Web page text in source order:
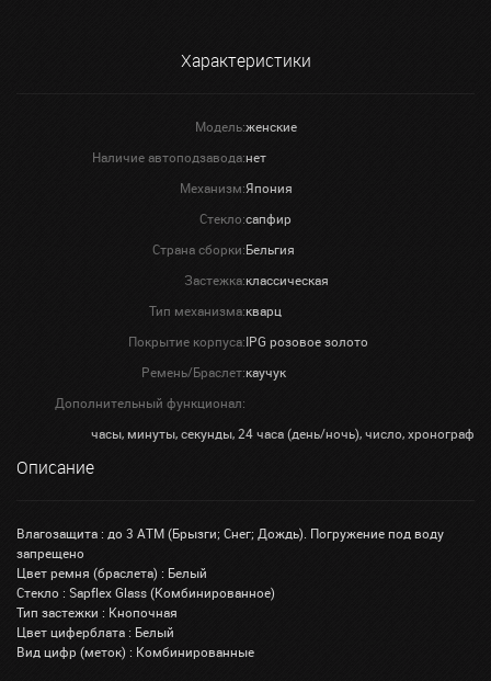
Характеристики
Модель:женские
Наличие автоподзавода:нет
Механизм:Япония
Стекло:сапфир
Страна сборки:Бельгия
Застежка:классическая
Тип механизма:кварц
Покрытие корпуса:IPG розовое золото
Ремень/Браслет:каучук
Дополнительный функционал:
часы, минуты, секунды, 24 часа (день/ночь), число, хронограф
Описание
Влагозащита : до 3 АТМ (Брызги; Снег; Дождь). Погружение под воду
запрещено
Цвет ремня (браслета) : Белый
Стекло : Sapflex Glass (Комбинированное)
Тип застежки : Кнопочная
Цвет циферблата : Белый
Вид цифр (меток) : Комбинированные